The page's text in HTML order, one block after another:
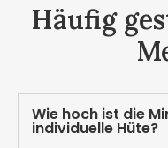
Häufig
Wie hoch ist die
individuelle Hüte?